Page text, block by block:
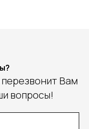
Вам
вопросы!